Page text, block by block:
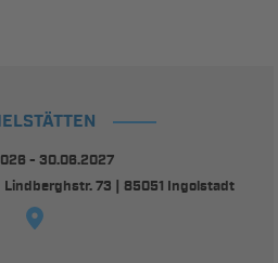
- 30.06.2027
73 | 85051 Ingolstadt